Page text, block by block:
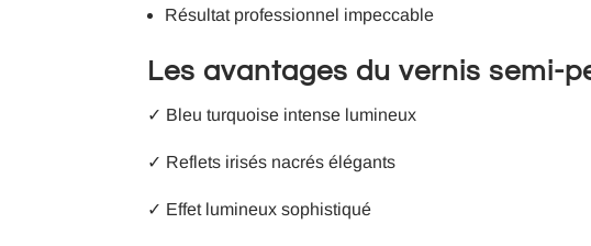
Résultat professionnel impeccable
Les avantages du vernis semi-
✓ Bleu turquoise intense lumineux
✓ Reflets irisés nacrés élégants
✓ Effet lumineux sophistiqué